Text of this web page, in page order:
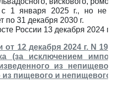
с 1 января 2025 г., но не
по 31 декабря 2030 г.
России 13 декабря 2024
12 декабря 2024 г. N
(за исключением
из
из пищевого и